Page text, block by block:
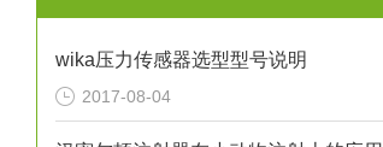
wika压力传感器选型型号说明
2017-08-04